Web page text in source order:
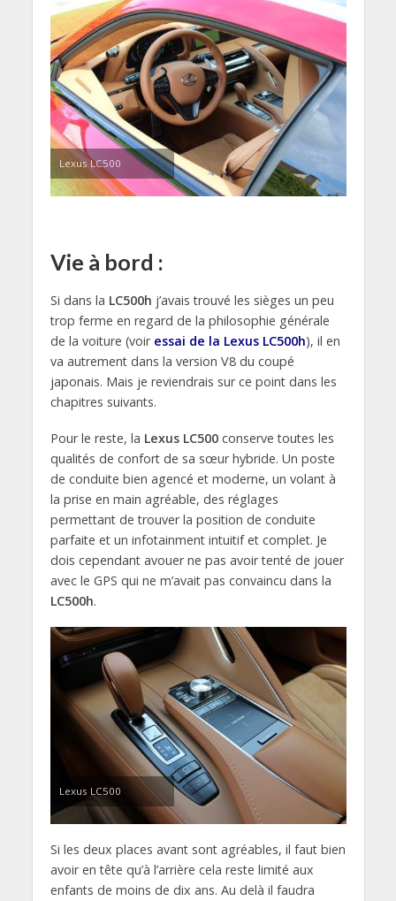
Lexus LC500
Vie à bord :
Si dans la LC500h j’avais trouvé les sièges un peu
trop ferme en regard de la philosophie générale
de la voiture (voir essai de la Lexus LC500h), il en
va autrement dans la version V8 du coupé
japonais. Mais je reviendrais sur ce point dans les
chapitres suivants.
Pour le reste, la Lexus LC500conserve toutes les
qualités de confort de sa sœur hybride. Un poste
de conduite bien agencé et moderne, un volant à
la prise en main agréable, des réglages
permettant de trouver la position de conduite
parfaite et un infotainment intuitif et complet. Je
dois cependant avouer ne pas avoir tenté de jouer
avec le GPS qui ne m’avait pas convaincu dans la
LC500h.
Lexus LC500
Si les deux places avant sont agréables, il faut bien
avoir en tête qu’à l’arrière cela reste limité aux
enfants de moins de dix ans. Au delà il faudra